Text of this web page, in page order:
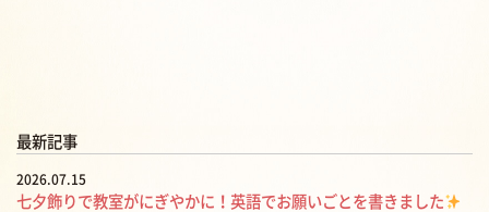
最新記事
2026.07.15
七夕飾りで教室がにぎやかに！英語でお願いごとを書きました